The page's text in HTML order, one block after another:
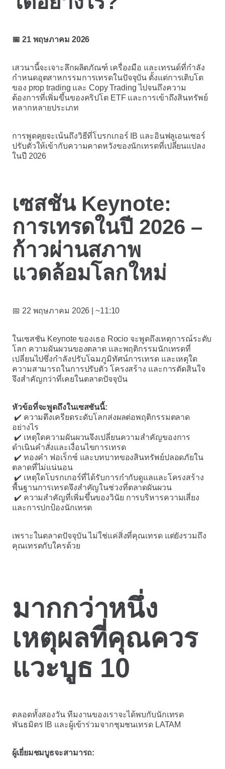
📅 21 พฤษภาคม 2026
เสวนานี้จะเจาะลึกผลิตภัณฑ์ เครื่องมือ และเทรนด์ที่กำลัง
กำหนดอุตสาหกรรมการเทรดในปัจจุบัน ตั้งแต่การเติบโต
ของ prop trading และ Copy Trading ไปจนถึงความ
ต้องการที่เพิ่มขึ้นของคริปโต ETF และการเข้าถึงสินทรัพย์
หลากหลายประเภท
การพูดคุยจะเน้นถึงวิธีที่โบรกเกอร์ IB และอินฟลูเอนเซอร์
ปรับตัวให้เข้ากับความคาดหวังของนักเทรดที่เปลี่ยนแปลง
ในปี 2026
เซสชัน Keynote:
การเทรดในปี 2026 –
ก้าวผ่านสภาพ
แวดล้อมโลกใหม่
📅 22 พฤษภาคม 2026 | ~11:10
ในเซสชัน Keynote ของเธอ Rocio จะพูดถึงเหตุการณ์ระดับ
โลก ความผันผวนของตลาด และพฤติกรรมนักเทรดที่
เปลี่ยนไปซึ่งกำลังปรับโฉมภูมิทัศน์การเทรด และเหตุใด
ความสามารถในการปรับตัว โครงสร้าง และการตัดสินใจ
จึงสำคัญกว่าที่เคยในตลาดปัจจุบัน
หัวข้อที่จะพูดถึงในเซสชันนี้:
✔️ ความตึงเครียดระดับโลกส่งผลต่อพฤติกรรมตลาด
อย่างไร
✔️ เหตุใดความผันผวนจึงเปลี่ยนความสำคัญของการ
ดำเนินคำสั่งและเงื่อนไขการเทรด
✔️ ทองคำ ฟอเร็กซ์ และบทบาทของสินทรัพย์ปลอดภัยใน
ตลาดที่ไม่แน่นอน
✔️ เหตุใดโบรกเกอร์ที่ได้รับการกำกับดูแลและโครงสร้าง
พื้นฐานการเทรดจึงสำคัญในช่วงที่ตลาดผันผวน
✔️ ความสำคัญที่เพิ่มขึ้นของวินัย การบริหารความเสี่ยง
และการปกป้องนักเทรด
เพราะในตลาดปัจจุบัน ไม่ใช่แค่สิ่งที่คุณเทรด แต่ยังรวมถึง
คุณเทรดกับใครด้วย
มากกว่าหนึ่ง
เหตุผลที่คุณควร
แวะบูธ 10
ตลอดทั้งสองวัน ทีมงานของเราจะได้พบกับนักเทรด
พันธมิตร IB และผู้เข้าร่วมจากชุมชนเทรด LATAM
ผู้เยี่ยมชมบูธจะสามารถ: